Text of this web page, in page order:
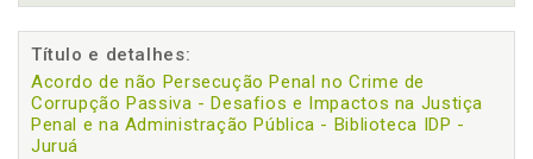
Título e detalhes:
Acordo de não Persecução Penal no Crime de
Corrupção Passiva - Desafios e Impactos na Justiça
Penal e na Administração Pública - Biblioteca IDP -
Juruá